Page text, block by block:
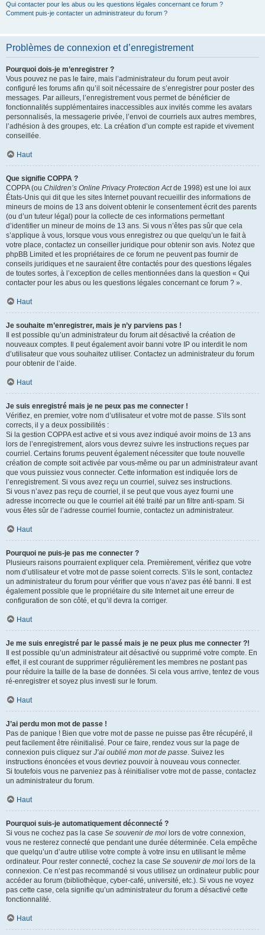
Qui contacter pour les abus ou les questions légales concernant ce forum ?
Comment puis-je contacter un administrateur du forum ?
Problèmes de connexion et d’enregistrement
Pourquoi dois-je m’enregistrer ?
Vous pouvez ne pas le faire, mais l’administrateur du forum peut avoir
configuré les forums afin qu’il soit nécessaire de s’enregistrer pour poster des
messages. Par ailleurs, l’enregistrement vous permet de bénéficier de
fonctionnalités supplémentaires inaccessibles aux invités comme les avatars
personnalisés, la messagerie privée, l’envoi de courriels aux autres membres,
l’adhésion à des groupes, etc. La création d’un compte est rapide et vivement
conseillée.
Haut
Que signifie COPPA ?
COPPA (ou Children’s Online Privacy Protection Actde 1998) est une loi aux
États-Unis qui dit que les sites Internet pouvant recueillir des informations de
mineurs de moins de 13 ans doivent obtenir le consentement écrit des parents
(ou d’un tuteur légal) pour la collecte de ces informations permettant
d’identifier un mineur de moins de 13 ans. Si vous n’êtes pas sûr que cela
s’applique à vous, lorsque vous vous enregistrez ou que quelqu’un le fait à
votre place, contactez un conseiller juridique pour obtenir son avis. Notez que
phpBB Limited et les propriétaires de ce forum ne peuvent pas fournir de
conseils juridiques et ne sauraient être contactés pour des questions légales
de toutes sortes, à l’exception de celles mentionnées dans la question « Qui
contacter pour les abus ou les questions légales concernant ce forum ? ».
Haut
Je souhaite m’enregistrer, mais je n’y parviens pas !
Il est possible qu’un administrateur du forum ait désactivé la création de
nouveaux comptes. Il peut également avoir banni votre IP ou interdit le nom
d’utilisateur que vous souhaitez utiliser. Contactez un administrateur du forum
pour obtenir de l’aide.
Haut
Je suis enregistré mais je ne peux pas me connecter !
Vérifiez, en premier, votre nom d’utilisateur et votre mot de passe. S’ils sont
corrects, il y a deux possibilités :
Si la gestion COPPA est active et si vous avez indiqué avoir moins de 13 ans
lors de l’enregistrement, alors vous devrez suivre les instructions reçues par
courriel. Certains forums peuvent également nécessiter que toute nouvelle
création de compte soit activée par vous-même ou par un administrateur avant
que vous puissiez vous connecter. Cette information est indiquée lors de
l’enregistrement. Si vous avez reçu un courriel, suivez ses instructions.
Si vous n’avez pas reçu de courriel, il se peut que vous ayez fourni une
adresse incorrecte ou que le courriel ait été traité par un filtre anti-spam. Si
vous êtes sûr de l’adresse courriel fournie, contactez un administrateur.
Haut
Pourquoi ne puis-je pas me connecter ?
Plusieurs raisons pourraient expliquer cela. Premièrement, vérifiez que votre
nom d’utilisateur et votre mot de passe soient corrects. S’ils le sont, contactez
un administrateur du forum pour vérifier que vous n’avez pas été banni. Il est
également possible que le propriétaire du site Internet ait une erreur de
configuration de son côté, et qu’il devra la corriger.
Haut
Je me suis enregistré par le passé mais je ne peux plus me connecter ?!
Il est possible qu’un administrateur ait désactivé ou supprimé votre compte. En
effet, il est courant de supprimer régulièrement les membres ne postant pas
pour réduire la taille de la base de données. Si cela vous arrive, tentez de vous
ré-enregistrer et soyez plus investi sur le forum.
Haut
J’ai perdu mon mot de passe !
Pas de panique ! Bien que votre mot de passe ne puisse pas être récupéré, il
peut facilement être réinitialisé. Pour ce faire, rendez vous sur la page de
connexion puis cliquez sur J’ai oublié mon mot de passe. Suivez les
instructions énoncées et vous devriez pouvoir à nouveau vous connecter.
Si toutefois vous ne parveniez pas à réinitialiser votre mot de passe, contactez
un administrateur du forum.
Haut
Pourquoi suis-je automatiquement déconnecté ?
Si vous ne cochez pas la case Se souvenir de moi lors de votre connexion,
vous ne resterez connecté que pendant une durée déterminée. Cela empêche
que quelqu’un d’autre utilise votre compte à votre insu en utilisant le même
ordinateur. Pour rester connecté, cochez la case Se souvenir de moi lors de la
connexion. Ce n’est pas recommandé si vous utilisez un ordinateur public pour
accéder au forum (bibliothèque, cyber-café, université, etc.). Si vous ne voyez
pas cette case, cela signifie qu’un administrateur du forum a désactivé cette
fonctionnalité.
Haut